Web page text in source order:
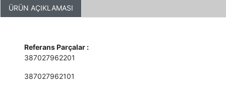
ÜRÜN AÇIKLAMASI
Referans Parçalar :
387027962201
387027962101